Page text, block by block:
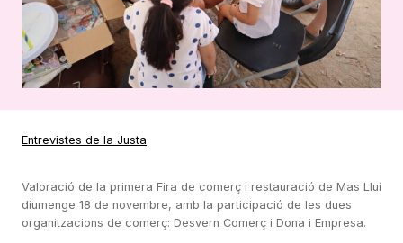
Entrevistes de la Justa
Valoració de la primera Fira de comerç i restauració de Mas Lluí
diumenge 18 de novembre, amb la participació de les dues
organitzacions de comerç: Desvern Comerç i Dona i Empresa.